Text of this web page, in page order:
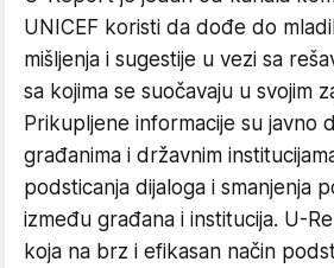
UNICEF koristi da dođe do
mišljenja i sugestije u vezi sa
sa kojima se suočavaju u svojim
Prikupljene informacije su javno
građanima i državnim
podsticanja dijaloga i smanjenja
između građana i institucija. U-
koja na brz i efikasan način